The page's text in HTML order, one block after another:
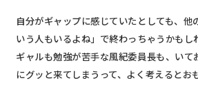
自分がギャップに感じていたとしても、他
いう人もいるよね」で終わっちゃうかもし
ギャルも勉強が苦手な風紀委員長も、いて
にグッと来てしまうって、よく考えるとお